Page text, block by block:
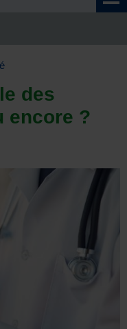
des
encore ?